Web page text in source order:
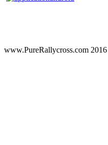
www.PureRallycross.com 2016